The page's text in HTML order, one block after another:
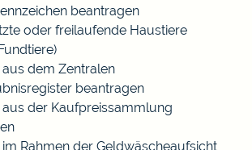
beantragen
oder freilaufende Haustiere
dem Zentralen
beantragen
der Kaufpreissammlung
Rahmen der Geldwäscheaufsicht